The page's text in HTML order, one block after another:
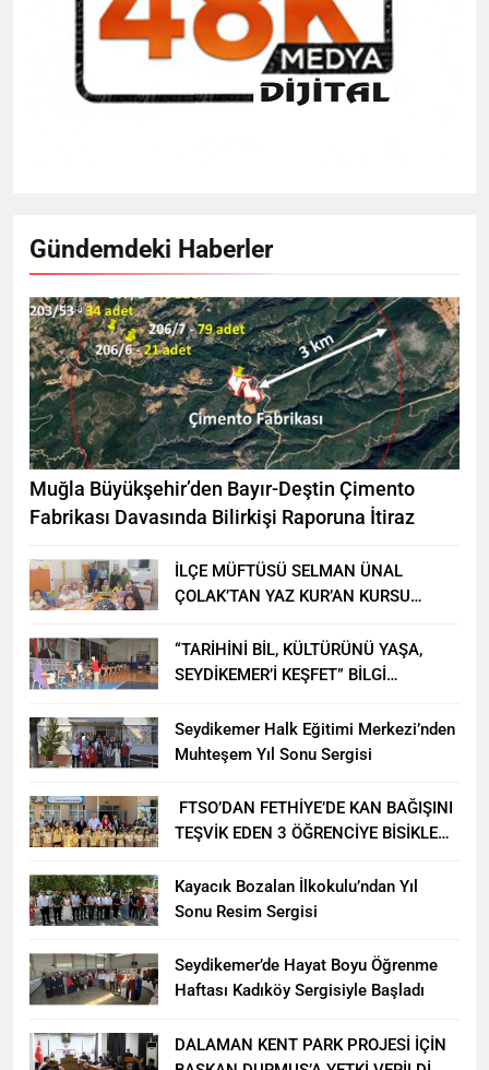
Gündemdeki Haberler
Muğla Büyükşehir’den Bayır-Deştin Çimento
Fabrikası Davasında Bilirkişi Raporuna İtiraz
İLÇE MÜFTÜSÜ SELMAN ÜNAL
ÇOLAK’TAN YAZ KUR’AN KURSU
“TARİHİNİ BİL, KÜLTÜRÜNÜ YAŞA,
SEYDİKEMER’İ KEŞFET” BİLGİ
Seydikemer Halk Eğitimi Merkezi’nden
Muhteşem Yıl Sonu Sergisi
FTSO’DAN FETHİYE’DE KAN BAĞIŞINI
TEŞVİK EDEN 3 ÖĞRENCİYE BİSİKLET
Kayacık Bozalan İlkokulu’ndan Yıl
Sonu Resim Sergisi
Seydikemer’de Hayat Boyu Öğrenme
Haftası Kadıköy Sergisiyle Başladı
DALAMAN KENT PARK PROJESİ İÇİN